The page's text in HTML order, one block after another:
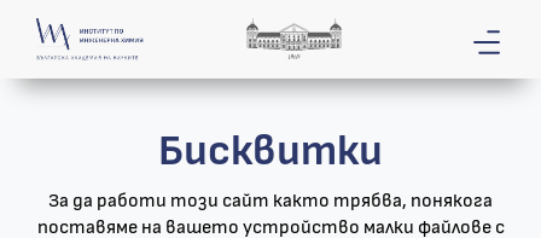
Бисквитки
За да работи този сайт както трябва, понякога
поставяме на вашето устройство малки файлове с